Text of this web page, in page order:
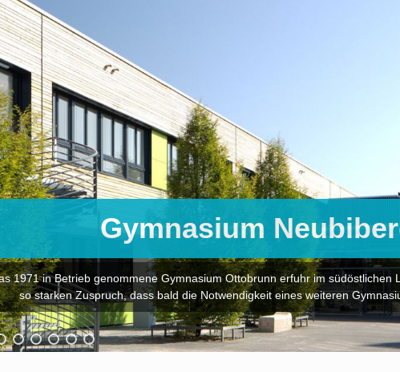
Gymnasium
1971 in Betrieb genommene Gymnasium Ottobrunn erfuhr im südöstlichen
so starken Zuspruch, dass bald die Notwendigkeit eines weiteren